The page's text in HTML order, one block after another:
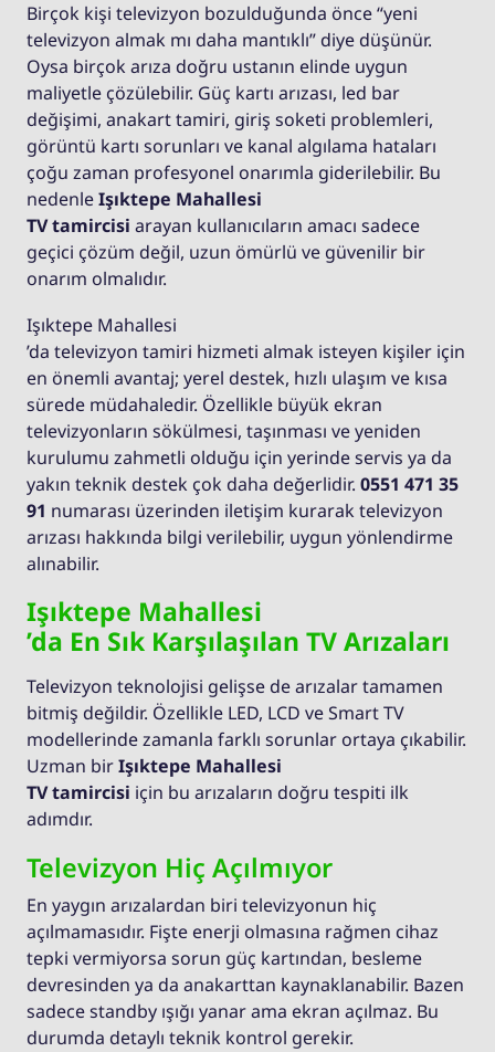
Birçok kişi televizyon bozulduğunda önce “yeni
televizyon almak mı daha mantıklı” diye düşünür.
Oysa birçok arıza doğru ustanın elinde uygun
maliyetle çözülebilir. Güç kartı arızası, led bar
değişimi, anakart tamiri, giriş soketi problemleri,
görüntü kartı sorunları ve kanal algılama hataları
çoğu zaman profesyonel onarımla giderilebilir. Bu
nedenleIşıktepe Mahallesi
TV tamircisi arayan kullanıcıların amacı sadece
geçici çözüm değil, uzun ömürlü ve güvenilir bir
onarım olmalıdır.
Işıktepe Mahallesi
’da televizyon tamiri hizmeti almak isteyen kişiler için
en önemli avantaj; yerel destek, hızlı ulaşım ve kısa
sürede müdahaledir. Özellikle büyük ekran
televizyonların sökülmesi, taşınması ve yeniden
kurulumu zahmetli olduğu için yerinde servis ya da
yakın teknik destek çok daha değerlidir. 0551 471 35
91 numarası üzerinden iletişim kurarak televizyon
arızası hakkında bilgi verilebilir, uygun yönlendirme
alınabilir.
Işıktepe Mahallesi
’da En Sık Karşılaşılan TV Arızaları
Televizyon teknolojisi gelişse de arızalar tamamen
bitmiş değildir. Özellikle LED, LCD ve Smart TV
modellerinde zamanla farklı sorunlar ortaya çıkabilir.
Uzman birIşıktepe Mahallesi
TV tamircisi için bu arızaların doğru tespiti ilk
adımdır.
Televizyon Hiç Açılmıyor
En yaygın arızalardan biri televizyonun hiç
açılmamasıdır. Fişte enerji olmasına rağmen cihaz
tepki vermiyorsa sorun güç kartından, besleme
devresinden ya da anakarttan kaynaklanabilir. Bazen
sadece standby ışığı yanar ama ekran açılmaz. Bu
durumda detaylı teknik kontrol gerekir.